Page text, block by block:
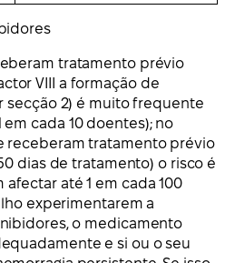
tratamento prévio
VIII a formação de
secção 2) é muito frequente
cada 10 doentes); no
receberam tratamento prévio
dias de tratamento) o risco é
até 1 em cada 100
experimentarem a
o medicamento
e si ou o seu